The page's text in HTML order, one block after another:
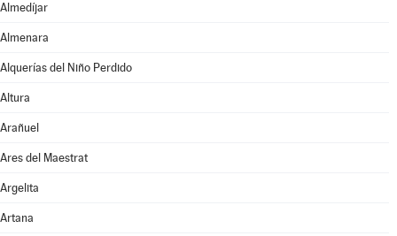
Almedíjar
Almenara
Alquerías del Niño Perdido
Altura
Arañuel
Ares del Maestrat
Argelita
Artana